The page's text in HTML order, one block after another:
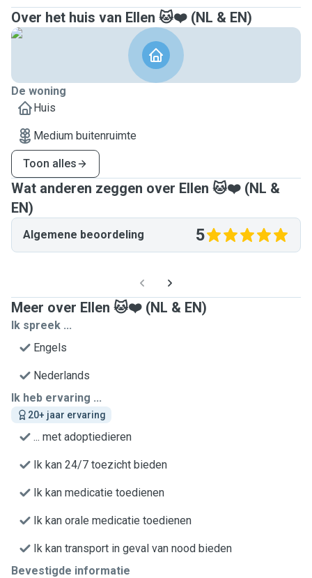
Over het huis van Ellen 🐱❤️ (NL & EN)
De woning
Huis
Medium buitenruimte
Toon alles
Wat anderen zeggen over Ellen 🐱❤️ (NL &
EN)
Algemene beoordeling 5
Meer over Ellen 🐱❤️ (NL & EN)
Ik spreek ...
Engels
Nederlands
Ik heb ervaring ...
20+ jaar ervaring
... met adoptiedieren
Ik kan 24/7 toezicht bieden
Ik kan medicatie toedienen
Ik kan orale medicatie toedienen
Ik kan transport in geval van nood bieden
Bevestigde informatie